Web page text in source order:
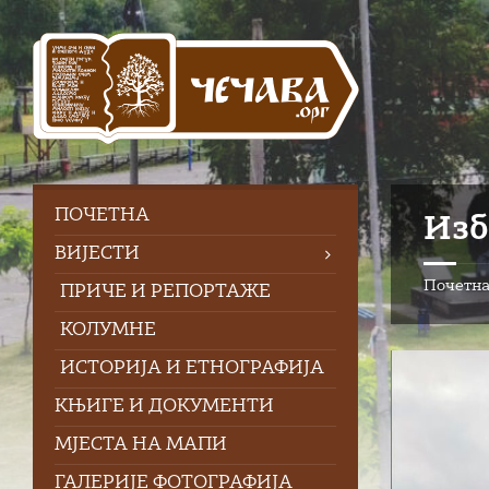
Skip
content
Skip
left
sidebar
Skip
footer
Почетна
ПOЧЕТНА
ВИЈЕСТИ
ПРИЧЕ И РЕПОРТАЖЕ
КОЛУМНЕ
ИСТОРИЈА И ЕТНОГРАФИЈА
КЊИГЕ И ДОКУМЕНТИ
МЈЕСТА НА МАПИ
ГАЛЕРИЈЕ ФОТОГРАФИЈА